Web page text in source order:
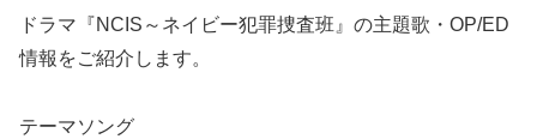
ドラマ『NCIS～ネイビー犯罪捜査班』の主題歌・OP/ED
情報をご紹介します。
テーマソング